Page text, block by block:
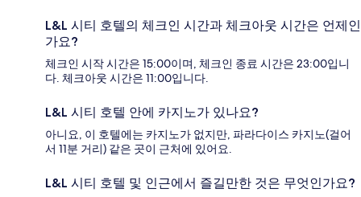
L&L 시티 호텔의 체크인 시간과 체크아웃 시간은 언제인
가요?
체크인 시작 시간은 15:00이며, 체크인 종료 시간은 23:00입니
다. 체크아웃 시간은 11:00입니다.
L&L 시티 호텔 안에 카지노가 있나요?
아니요, 이 호텔에는 카지노가 없지만, 파라다이스 카지노(걸어
서 11분 거리) 같은 곳이 근처에 있어요.
L&L 시티 호텔 및 인근에서 즐길만한 것은 무엇인가요?